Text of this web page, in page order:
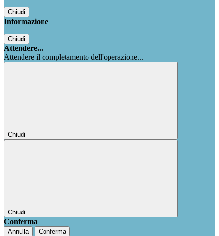
Chiudi
Informazione
Chiudi
Attendere...
Attendere il completamento dell'operazione...
Chiudi
Chiudi
Conferma
Annulla Conferma